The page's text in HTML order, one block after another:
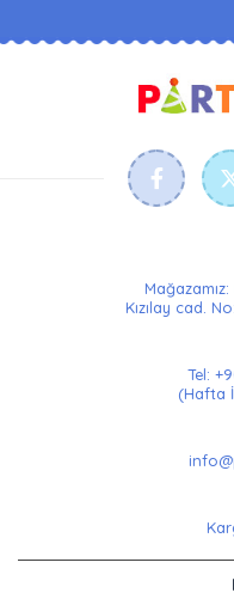
Kızılay cad.
Tel:
(Hafta